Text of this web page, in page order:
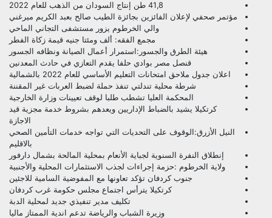
41,8 طن إنتاج السودان من الذهب للعام 2022
مؤتمر صحفي لإعلان الفائزين بجائزة الطيب صالح بعبد الكريم ميرغني
والي الخرطوم يزور مستشفى التجاني الماحي
مجمع الفقه: ألف ومئتا جنيه قيمة زكاة الفطر
هيئة الطرق والجسور:استمرار أعمال الصيانة ونظافه الجسور
قنصل مصر بوادي حلفا يقدم التعازي في حادث المعدنين
اعلان جدول ملاحق امتحانات التعليم الأساسي للعام 2022 بالشمالية
شرطة محلية تندلتي تنفذ حملة لضبط العربات غير المقننة
المحكمة العليا تشطب طلبا لوقف تعيينات وزارة الخارجية
كرتكيلا يشيد بالضباط الإداريين ويعدهم بشروط خدمة مجزية قيد
الاجازة
النيل الأزرق:الوقوف على التحديات التي تواجه خدمات التأمين الصحي
بالاقليم
إنطلاق النفرة السنوية لجباية الأنعام بمحلية المالحة بشمال دارفور
ولاية الخرطوم :حزمة إجراءات لجذب الاستثمارات المحلية والأجنبية
جنوب كردفان تؤكد تعاونها مع المفوضية السامية للاجئين
كرتكيلا يترأس اجتماع مجلس حكومة غرب كردفان
تكليف مدير تنفيذي جديد لمحلية الدبة
وزيرة الشباب والرياضة تدعم اندية الممتاز ماليا